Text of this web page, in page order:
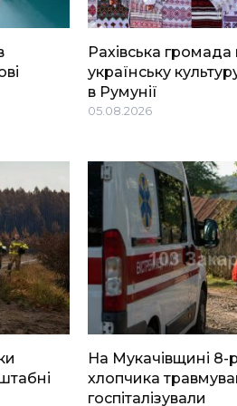
Рахівська
українську
в Румунії
05.08.2026
На Мукачівщині 8-
хлопчика
госпіталізували